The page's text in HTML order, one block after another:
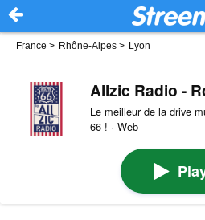
France > Rhône-Alpes > Lyon
Allzic Radio -
Le meilleur de la drive
66 ! · Web